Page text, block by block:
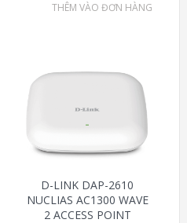
THÊM VÀO ĐƠN HÀNG
D-LINK DAP-2610
NUCLIAS AC1300 WAVE
2 ACCESS POINT